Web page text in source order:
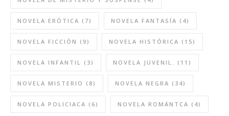
NOVELA ERÓTICA (7) NOVELA FANTASÍA (4)
NOVELA FICCIÓN (9) NOVELA HISTÓRICA (15)
NOVELA INFANTIL (3) NOVELA JUVENIL. (11)
NOVELA MISTERIO (8) NOVELA NEGRA (34)
NOVELA POLICIACA (6) NOVELA ROMÁNTCA (4)